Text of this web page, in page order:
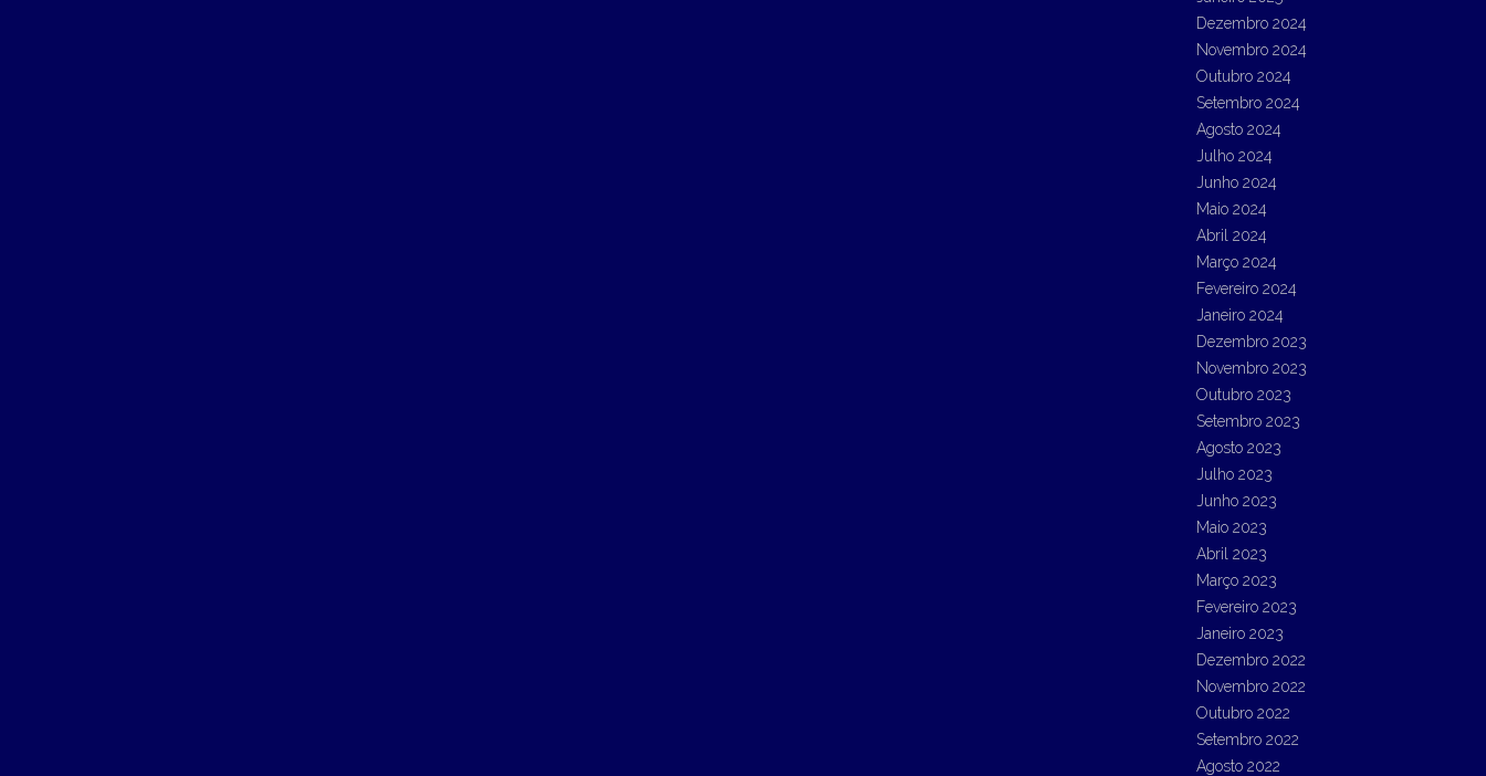
Dezembro 2024
Novembro 2024
Outubro 2024
Setembro 2024
Agosto 2024
Julho 2024
Junho 2024
Maio 2024
Abril 2024
Março 2024
Fevereiro 2024
Janeiro 2024
Dezembro 2023
Novembro 2023
Outubro 2023
Setembro 2023
Agosto 2023
Julho 2023
Junho 2023
Maio 2023
Abril 2023
Março 2023
Fevereiro 2023
Janeiro 2023
Dezembro 2022
Novembro 2022
Outubro 2022
Setembro 2022
Agosto 2022